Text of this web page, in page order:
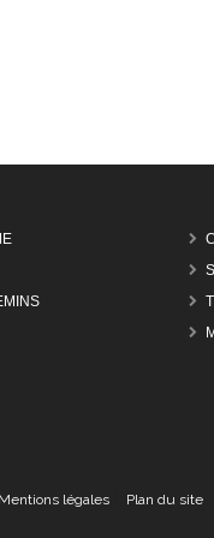
Mentions légales Plan du site